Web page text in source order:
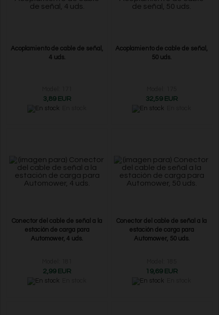
Acoplamiento de cable de señal,
4 uds.
3,89 EUR
Acoplamiento de cable de señal,
50 uds.
32,59 EUR
Conector del cable de señal a la
estación de carga para
Automower, 4 uds.
2,99 EUR
Conector del cable de señal a la
estación de carga para
Automower, 50 uds.
19,69 EUR